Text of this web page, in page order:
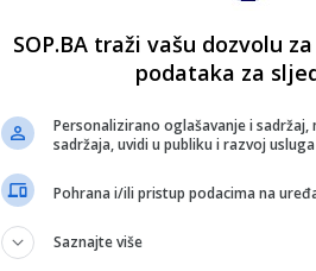
SOP.BA traži vašu dozvolu
podataka za
Personalizirano oglašavanje i sadržaj,
sadržaja, uvidi u publiku i razvoj usluga
Pohrana i/ili pristup podacima na
Saznajte više